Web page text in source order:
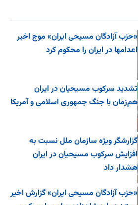
«حزب آزادگان مسیحی ایران» موج اخیر
اعدامها در ایران را محکوم کرد
تشدید سرکوب مسیحیان در ایران
هم‌زمان با جنگ جمهوری اسلامی و آمریکا
گزارشگر ویژه سازمان ملل نسبت به
افزایش سرکوب مسیحیان در ایران
هشدار داد
«حزب آزادگان مسیحی ایران» گزارش اخیر